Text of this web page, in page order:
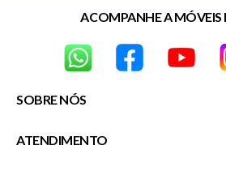
SOBRE NÓS
Nossas Lojas
ATENDIMENTO
ACOMPANHE A MÓVEIS